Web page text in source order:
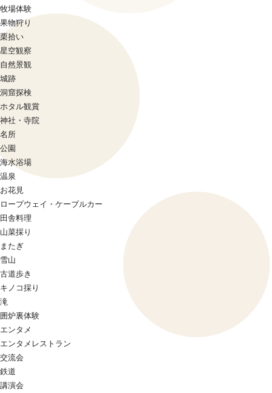
牧場体験
果物狩り
栗拾い
星空観察
自然景観
城跡
洞窟探検
ホタル観賞
神社・寺院
名所
公園
海水浴場
温泉
お花見
ロープウェイ・ケーブルカー
田舎料理
山菜採り
またぎ
雪山
古道歩き
キノコ採り
滝
囲炉裏体験
エンタメ
エンタメレストラン
交流会
鉄道
講演会